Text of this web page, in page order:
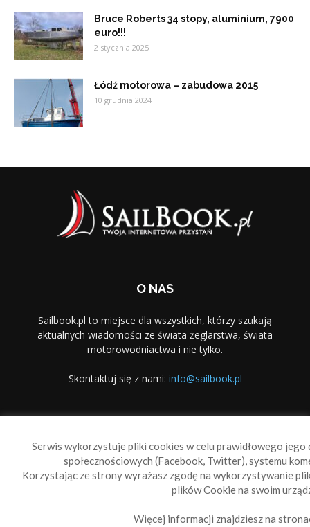
Bruce Roberts 34 stopy, aluminium, 7900
euro!!!
2 stycznia 2025
Łódź motorowa – zabudowa 2015
10 grudnia 2024
O NAS
Sailbook.pl to miejsce dla wszystkich, którzy szukają
aktualnych wiadomości ze świata żeglarstwa, świata
motorowodniactwa i nie tylko.
Skontaktuj się z nami: info@sailbook.pl
Reklama Polityka prywatności
Serwis wykorzystuje pliki cookies w celu prawidłowego
społecznościowych (Facebook, Twitter), systemu
Korzystając ze strony wyrażasz zgodę na wykorzystywanie
plików Cookie na swoim
Więcej informacji znajdziesz na